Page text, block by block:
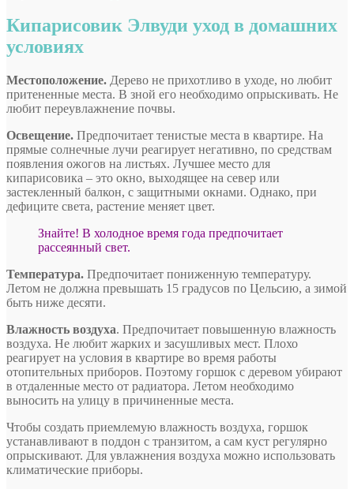
Кипарисовик Элвуди уход в домашних
условиях
Местоположение. Дерево не прихотливо в уходе, но любит
притененные места. В зной его необходимо опрыскивать. Не
любит переувлажнение почвы.
Освещение. Предпочитает тенистые места в квартире. На
прямые солнечные лучи реагирует негативно, по средствам
появления ожогов на листьях. Лучшее место для
кипарисовика – это окно, выходящее на север или
застекленный балкон, с защитными окнами. Однако, при
дефиците света, растение меняет цвет.
Знайте! В холодное время года предпочитает
рассеянный свет.
Температура. Предпочитает пониженную температуру.
Летом не должна превышать 15 градусов по Цельсию, а зимой
быть ниже десяти.
Влажность воздуха. Предпочитает повышенную влажность
воздуха. Не любит жарких и засушливых мест. Плохо
реагирует на условия в квартире во время работы
отопительных приборов. Поэтому горшок с деревом убирают
в отдаленные место от радиатора. Летом необходимо
выносить на улицу в причиненные места.
Чтобы создать приемлемую влажность воздуха, горшок
устанавливают в поддон с транзитом, а сам куст регулярно
опрыскивают. Для увлажнения воздуха можно использовать
климатические приборы.